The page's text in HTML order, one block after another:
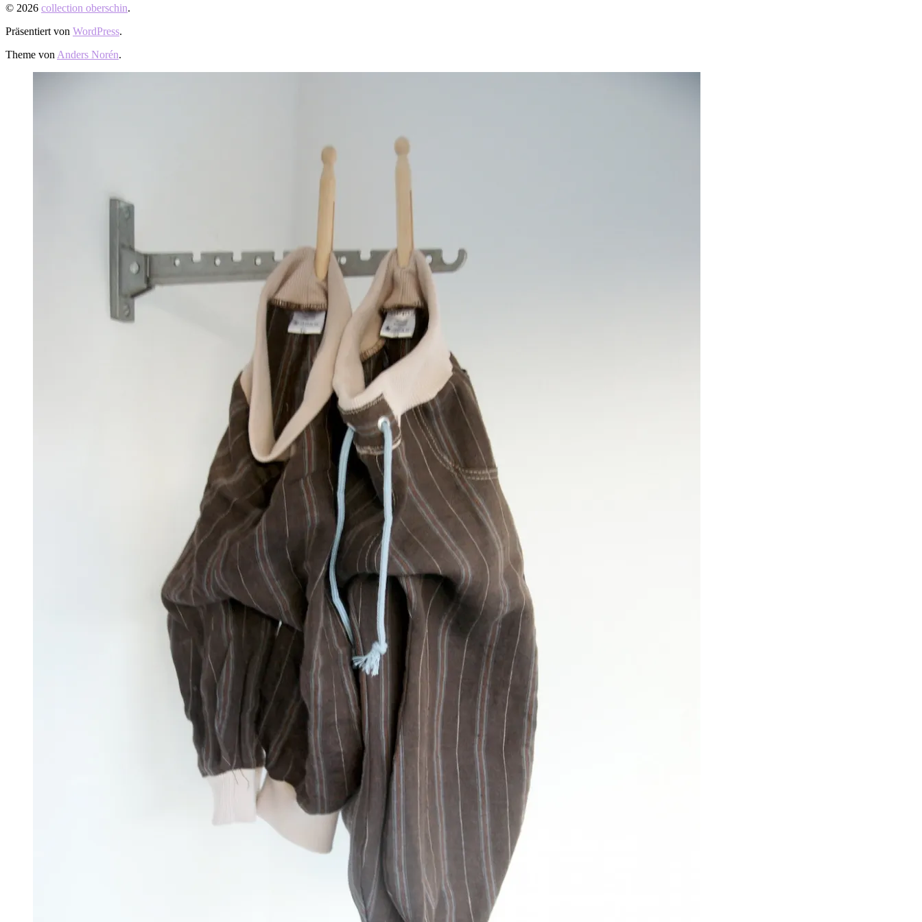
© 2026 collection oberschin.
Präsentiert von WordPress.
Theme vonAnders Norén.